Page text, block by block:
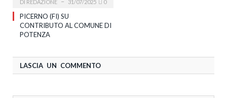
DI REDAZIONE 31/07/2025 0
PICERNO (FI) SU
CONTRIBUTO AL COMUNE DI
POTENZA
LASCIA UN COMMENTO